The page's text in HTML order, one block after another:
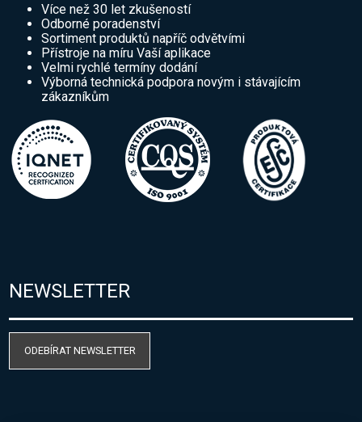
Více než 30 let zkušeností
Odborné poradenství
Sortiment produktů napříč odvětvími
Přístroje na míru Vaší aplikace
Velmi rychlé termíny dodání
Výborná technická podpora novým i stávajícím
zákazníkům
NEWSLETTER
ODEBÍRAT NEWSLETTER